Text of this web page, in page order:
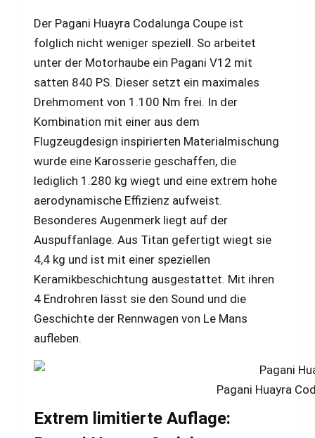
Der Pagani Huayra Codalunga Coupe ist
folglich nicht weniger speziell. So arbeitet
unter der Motorhaube ein Pagani V12 mit
satten 840 PS. Dieser setzt ein maximales
Drehmoment von 1.100 Nm frei. In der
Kombination mit einer aus dem
Flugzeugdesign inspirierten Materialmischung
wurde eine Karosserie geschaffen, die
lediglich 1.280 kg wiegt und eine extrem hohe
aerodynamische Effizienz aufweist.
Besonderes Augenmerk liegt auf der
Auspuffanlage. Aus Titan gefertigt wiegt sie
4,4 kg und ist mit einer speziellen
Keramikbeschichtung ausgestattet. Mit ihren
4 Endrohren lässt sie den Sound und die
Geschichte der Rennwagen von Le Mans
aufleben.
Pagani Huayra
Extrem limitierte Auflage: